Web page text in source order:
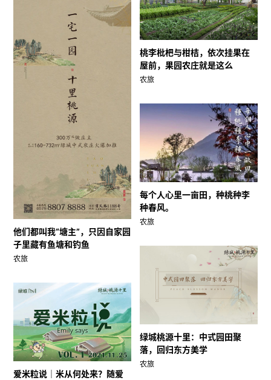
他们都叫我“塘主”，只因自家园
子里藏有鱼塘和钓鱼
农旅
桃李枇杷与柑桔，依次挂果在
屋前，果园农庄就是这么
农旅
每个人心里一亩田，种桃种李
种春风。
农旅
绿城桃源十里：中式园田聚
落，回归东方美学
农旅
爱米粒说｜米从何处来？随爱